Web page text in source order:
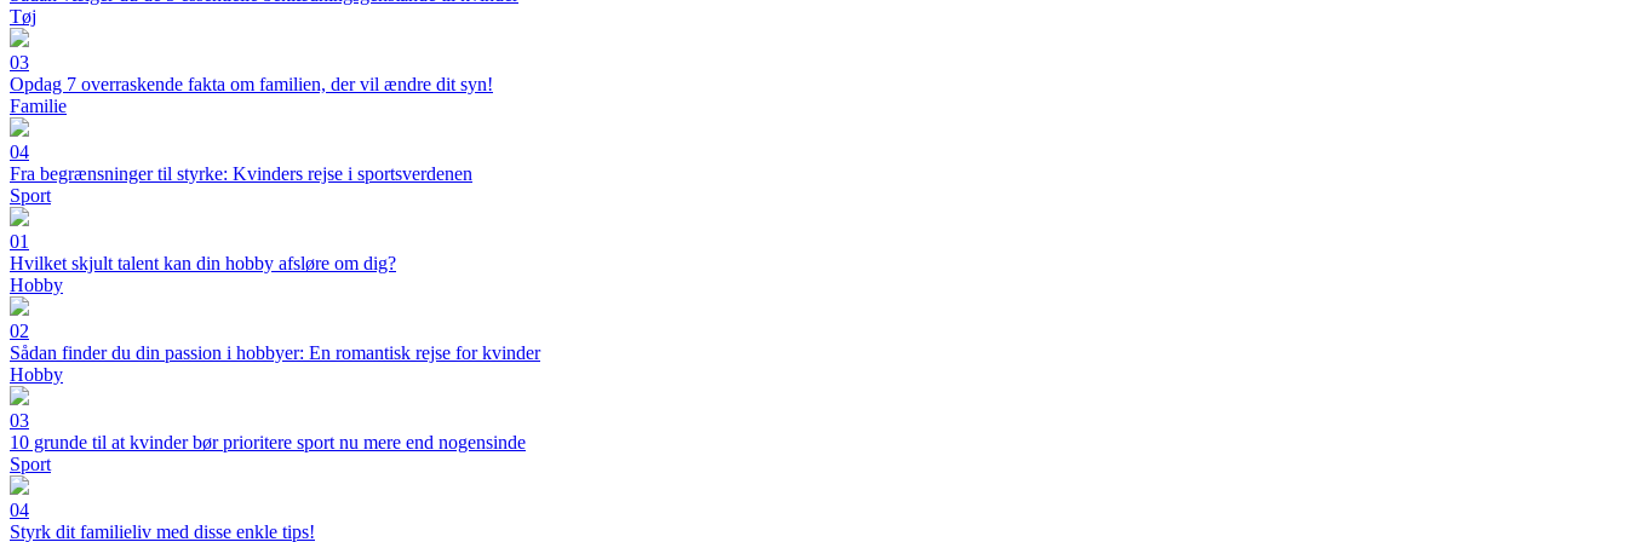
Tøj
03
Opdag 7 overraskende fakta om familien, der vil ændre dit syn!
Familie
04
Fra begrænsninger til styrke: Kvinders rejse i sportsverdenen
Sport
01
Hvilket skjult talent kan din hobby afsløre om dig?
Hobby
02
Sådan finder du din passion i hobbyer: En romantisk rejse for kvinder
Hobby
03
10 grunde til at kvinder bør prioritere sport nu mere end nogensinde
Sport
04
Styrk dit familieliv med disse enkle tips!